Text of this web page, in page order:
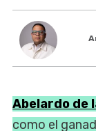
Abelardo de
como el